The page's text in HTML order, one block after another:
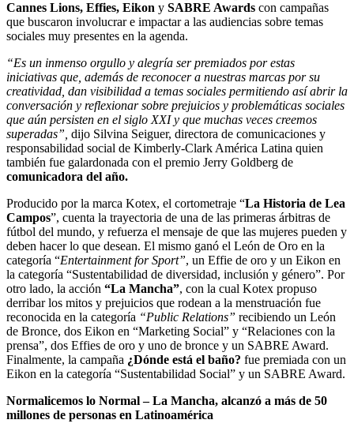
Cannes Lions, Effies, Eikon y SABRE Awards con campañas
que buscaron involucrar e impactar a las audiencias sobre temas
sociales muy presentes en la agenda.
“Es un inmenso orgullo y alegría ser premiados por estas
iniciativas que, además de reconocer a nuestras marcas por su
creatividad, dan visibilidad a temas sociales permitiendo así abrir la
conversación y reflexionar sobre prejuicios y problemáticas sociales
que aún persisten en el siglo XXI y que muchas veces creemos
superadas”, dijo Silvina Seiguer, directora de comunicaciones y
responsabilidad social de Kimberly-Clark América Latina quien
también fue galardonada con el premio Jerry Goldberg de
comunicadora del año.
Producido por la marca Kotex, el cortometraje “La Historia de Lea
Campos”, cuenta la trayectoria de una de las primeras árbitras de
fútbol del mundo, y refuerza el mensaje de que las mujeres pueden y
deben hacer lo que desean. El mismo ganó el León de Oro en la
categoría “Entertainment for Sport”, un Effie de oro y un Eikon en
la categoría “Sustentabilidad de diversidad, inclusión y género”. Por
otro lado, la acción “La Mancha”, con la cual Kotex propuso
derribar los mitos y prejuicios que rodean a la menstruación fue
reconocida en la categoría “Public Relations” recibiendo un León
de Bronce, dos Eikon en “Marketing Social” y “Relaciones con la
prensa”, dos Effies de oro y uno de bronce y un SABRE Award.
Finalmente, la campaña ¿Dónde está el baño? fue premiada con un
Eikon en la categoría “Sustentabilidad Social” y un SABRE Award.
Normalicemos lo Normal – La Mancha, alcanzó a más de 50
millones de personas en Latinoamérica